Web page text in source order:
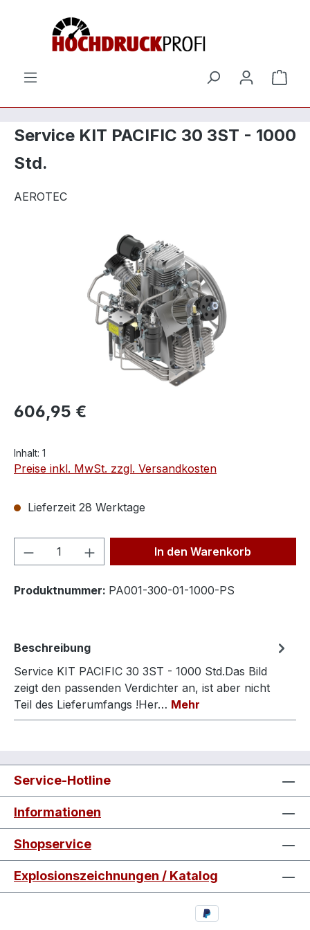
Zum Hauptinhalt springen
Service KIT PACIFIC 30 3ST - 1000
Std.
AEROTEC
Bildergalerie überspringen
606,95 €
Inhalt: 1
Preise inkl. MwSt. zzgl. Versandkosten
Lieferzeit 28 Werktage
Produkt Anzahl: Gib denIn den Warenkorb
Produktnummer: PA001-300-01-1000-PS
Beschreibung
Service KIT PACIFIC 30 3ST - 1000 Std.Das Bild
zeigt den passenden Verdichter an, ist aber nicht
Teil des Lieferumfangs !Her… Mehr
Service-Hotline
Informationen
Shopservice
Explosionszeichnungen / Katalog